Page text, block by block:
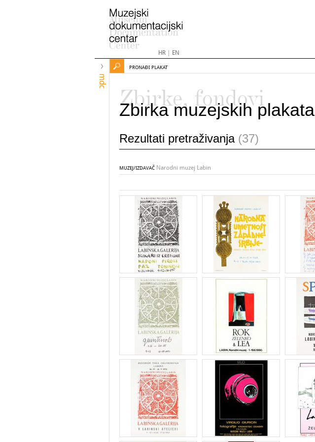
HR| EN
mdc
PRONAĐI PLAKAT
Zbirke, fondovi
Zbirka muzejskih plakata
Rezultati pretraživanja (37)
MUZEJ/IZDAVAČ Narodni muzej Labin